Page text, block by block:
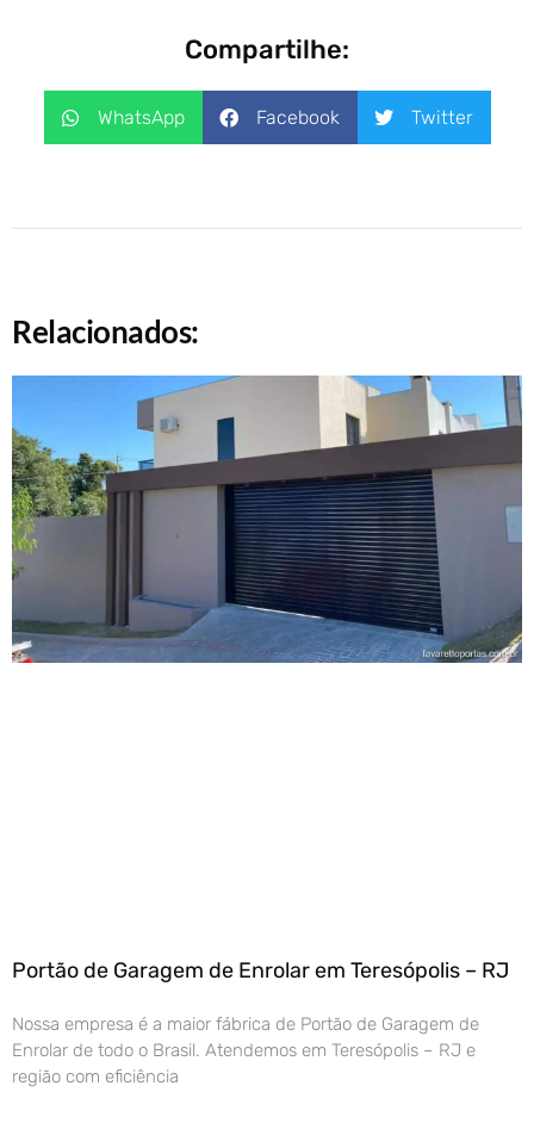
Compartilhe:
WhatsApp Facebook Twitter
Relacionados:
Portão de Garagem de Enrolar em Teresópolis – RJ
Nossa empresa é a maior fábrica de Portão de Garagem de
Enrolar de todo o Brasil. Atendemos em Teresópolis – RJ e
região com eficiência